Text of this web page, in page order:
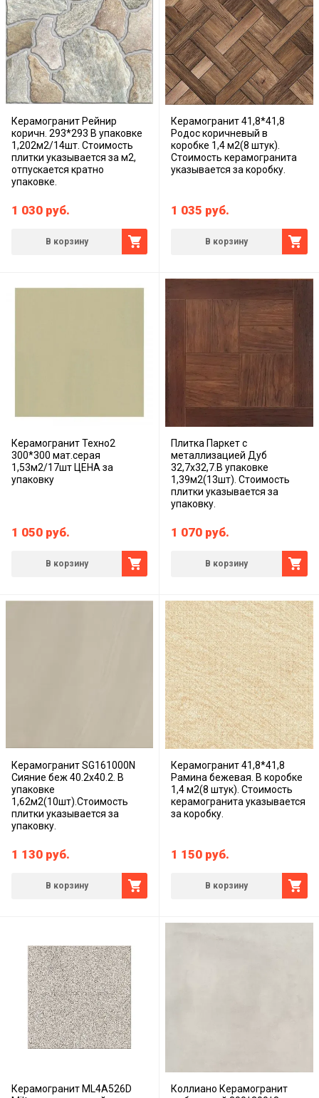
Керамогранит Рейнир
коричн. 293*293 В упаковке
1,202м2/14шт. Стоимость
плитки указывается за м2,
отпускается кратно
упаковке.
1 030 руб.
В корзину
Керамогранит 41,8*41,8
Родос коричневый в
коробке 1,4 м2(8 штук).
Стоимость керамогранита
указывается за коробку.
1 035 руб.
В корзину
Керамогранит Техно2
300*300 мат.серая
1,53м2/17шт ЦЕНА за
упаковку
1 050 руб.
В корзину
Плитка Паркет с
металлизацией Дуб
32,7х32,7.В упаковке
1,39м2(13шт). Стоимость
плитки указывается за
упаковку.
1 070 руб.
В корзину
Керамогранит SG161000N
Сияние беж 40.2x40.2. В
упаковке
1,62м2(10шт).Стоимость
плитки указывается за
упаковку.
1 130 руб.
В корзину
Керамогранит 41,8*41,8
Рамина бежевая. В коробке
1,4 м2(8 штук). Стоимость
керамогранита указывается
за коробку.
1 150 руб.
В корзину
Керамогранит ML4A526D
Коллиано Керамогранит